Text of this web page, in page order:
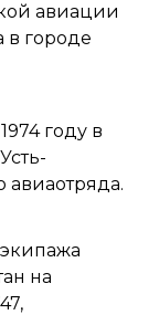
авиации
в городе
году в
авиаотряда.
на